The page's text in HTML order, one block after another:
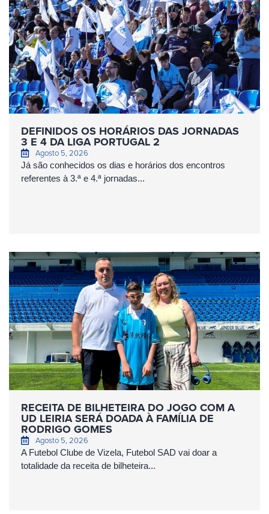
DEFINIDOS OS HORÁRIOS DAS JORNADAS
3 E 4 DA LIGA PORTUGAL 2
Agosto 5, 2026
Já são conhecidos os dias e horários dos encontros
referentes à 3.ª e 4.ª jornadas...
RECEITA DE BILHETEIRA DO JOGO COM A
UD LEIRIA SERÁ DOADA À FAMÍLIA DE
RODRIGO GOMES
Agosto 5, 2026
A Futebol Clube de Vizela, Futebol SAD vai doar a
totalidade da receita de bilheteira...